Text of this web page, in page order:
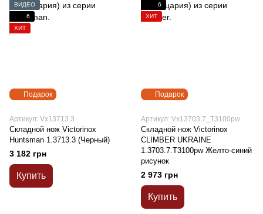
Подарок
ВИДЕО
6
ХИТ
Артикул: Vx13713.3
Складной нож Victorinox
Huntsman 1.3713.3 (Черный)
3 182 грн
Купить
Подарок
6
ХИТ
Артикул: Vx13703.7_T3100pw
Складной нож Victorinox
CLIMBER UKRAINE
1.3703.7.T3100pw Желто-синий
рисунок
2 973 грн
Купить